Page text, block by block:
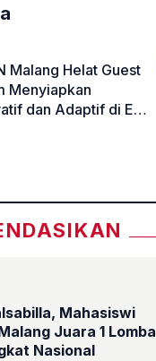
Malang Helat Guest
Menyiapkan
dan Adaptif di Era
Mahasiswi
Juara 1 Lomba
Nasional